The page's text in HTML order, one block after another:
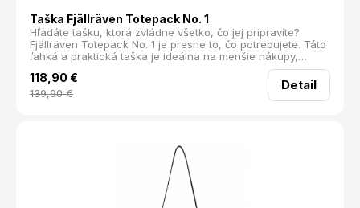
Taška Fjällräven Totepack No. 1
Hľadáte tašku, ktorá zvládne všetko, čo jej pripravíte?
Fjällräven Totepack No. 1 je presne to, čo potrebujete. Táto
ľahká a praktická taška je ideálna na menšie nákupy,
prechádzky mestom, výlety do prírody alebo letné dni pri
vode.
118,90 €
139,90€
Detail